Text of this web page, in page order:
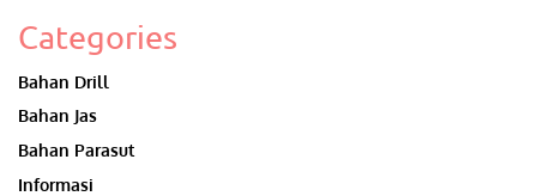
Categories
Bahan Drill
Bahan Jas
Bahan Parasut
Informasi